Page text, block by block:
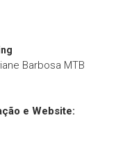
Barbosa MTB
e Website: